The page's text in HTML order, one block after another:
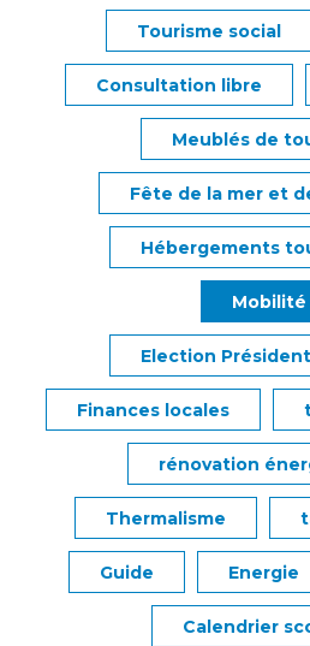
Tourisme social
Consultation libre
Meublés de
Fête de la mer et
Hébergements
Mobilité
Election
Finances locales
rénovation
Thermalisme
Guide Energie
Calendrier